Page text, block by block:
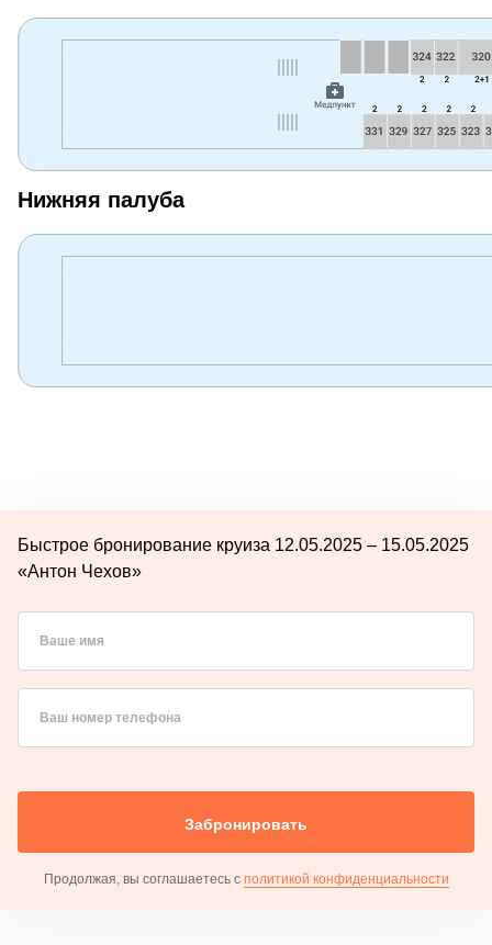
Нижняя палуба
Быстрое бронирование круиза 12.05.2025 – 15.05.2025
«Антон Чехов»
Ваше имя
Ваш номер телефона
Забронировать
Продолжая, вы соглашаетесь с политикой конфиденциальности